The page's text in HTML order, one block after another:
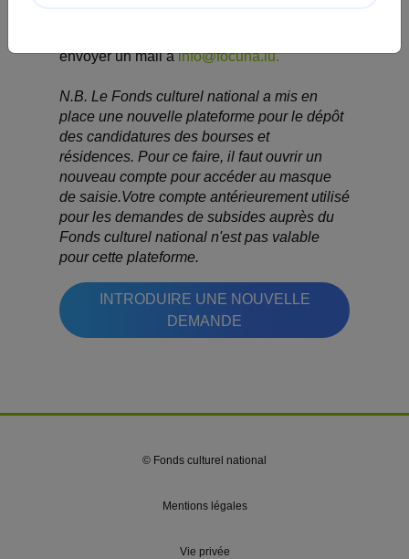
envoyer un mail àinfo@focuna.lu.
N.B. Le Fonds culturel national a mis en
place une nouvelle plateforme pour le dépôt
des candidatures des bourses et
résidences. Pour ce faire, il faut ouvrir un
nouveau compte pour accéder au masque
de saisie.Votre compte antérieurement utilisé
pour les demandes de subsides auprès du
Fonds culturel national n'est pas valable
pour cette plateforme.
INTRODUIRE UNE NOUVELLE
DEMANDE
© Fonds culturel national
Mentions légales
Vie privée